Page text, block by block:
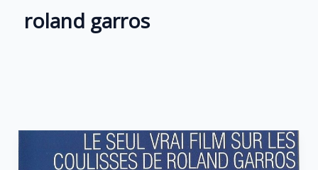
roland garros